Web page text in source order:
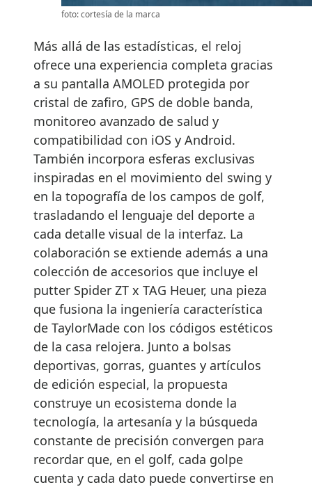
foto: cortesía de la marca
Más allá de las estadísticas, el reloj
ofrece una experiencia completa gracias
a su pantalla AMOLED protegida por
cristal de zafiro, GPS de doble banda,
monitoreo avanzado de salud y
compatibilidad con iOS y Android.
También incorpora esferas exclusivas
inspiradas en el movimiento del swing y
en la topografía de los campos de golf,
trasladando el lenguaje del deporte a
cada detalle visual de la interfaz. La
colaboración se extiende además a una
colección de accesorios que incluye el
putter Spider ZT x TAG Heuer, una pieza
que fusiona la ingeniería característica
de TaylorMade con los códigos estéticos
de la casa relojera. Junto a bolsas
deportivas, gorras, guantes y artículos
de edición especial, la propuesta
construye un ecosistema donde la
tecnología, la artesanía y la búsqueda
constante de precisión convergen para
recordar que, en el golf, cada golpe
cuenta y cada dato puede convertirse en